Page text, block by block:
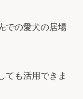
での愛犬の居場
ても活用できま